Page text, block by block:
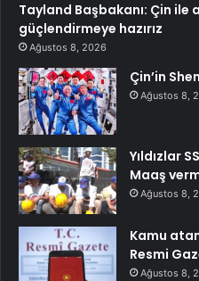
Tayland Başbakanı: Çin ile
güçlendirmeye hazırız
Ağustos 8, 2026
Çin’in
Ağustos 8,
Yıldızlar
Maaş
Ağustos 8,
Kamu
Resmi
Ağustos 8,